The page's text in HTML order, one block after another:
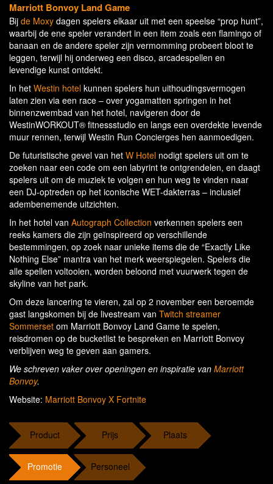
Marriott Bonvoy Land Game
Bij de Moxy dagen spelers elkaar uit met een speelse “prop hunt”,
waarbij de ene speler verandert in een item zoals een flamingo of
banaan en de andere speler zijn vermomming probeert bloot te
leggen, terwijl hij onderweg een disco, arcadespellen en
levendige kunst ontdekt.
In het Westin hotel kunnen spelers hun uithoudingsvermogen
laten zien via een race – over yogamatten springen in het
binnenzwembad van het hotel, navigeren door de
WestinWORKOUT® fitnessstudio en langs een overdekte levende
muur rennen, terwijl Westin Run Concierges hen aanmoedigen.
De futuristische gevel van het W Hotel nodigt spelers uit om te
zoeken naar een code om een labyrint te ontgrendelen, en daagt
spelers uit om de muziek te volgen en hun weg te vinden naar
een DJ-optreden op het iconische WET-dakterras – inclusief
adembenemende uitzichten.
In het hotel van Autograph Collection verkennen spelers een
reeks kamers die zijn geïnspireerd op verschillende
bestemmingen, op zoek naar unieke items die de “Exactly Like
Nothing Else” mantra van het merk weerspiegelen. Spelers die
alle spellen voltooien, worden beloond met vuurwerk tegen de
skyline van het park.
Om deze lancering te vieren, zal op 2 november een beroemde
gast langskomen bij de livestream van Twitch streamer
Sommerset om Marriott Bonvoy Land Game te spelen,
reisdromen op de bucketlist te bespreken en Marriott Bonvoy
verblijven weg te geven aan gamers.
We schreven vaker over openingen en inspiratie van Marriott
Bonvoy.
Website: Marriott Bonvoy X Fortnite
Product Prijs Plaats
Promotie Personeel